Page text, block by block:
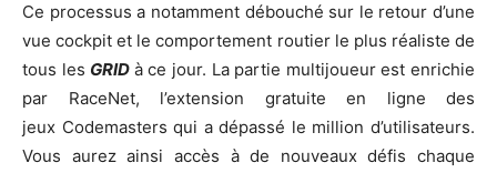
Ce processus a notamment débouché sur le retour d’une
vue cockpit et le comportement routier le plus réaliste de
tous les GRID à ce jour. La partie multijoueur est enrichie
par RaceNet, l’extension gratuite en ligne des
jeux Codemasters qui a dépassé le million d’utilisateurs.
Vous aurez ainsi accès à de nouveaux défis chaque